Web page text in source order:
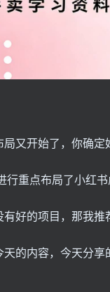
又开始了，你确定
行重点布局了小红书
好的项目，那我推
的内容，今天分